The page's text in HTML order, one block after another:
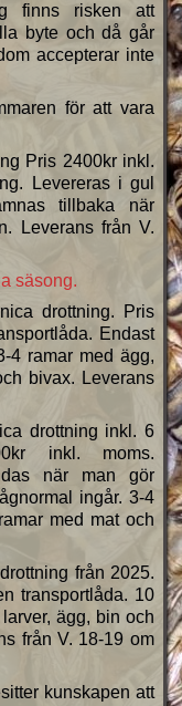
finns risken att
byte och då går
accepterar inte
för att vara
Pris 2400kr inkl.
Levereras i gul
tillbaka när
Leverans från V.
säsong.
drottning. Pris
Endast
4 ramar med ägg,
bivax. Leverans
drottning inkl. 6
inkl. moms.
när man gör
ingår. 3-4
med mat och
från 2025.
transportlåda. 10
ägg, bin och
från V. 18-19 om
kunskapen att